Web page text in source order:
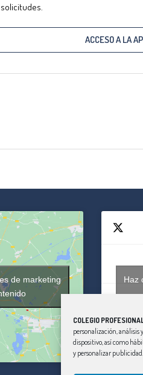
COLEGIO
personalización, análisis
dispositivo, así como
y personalizar publicidad.
ACCESO A LA
de marketing
Haz